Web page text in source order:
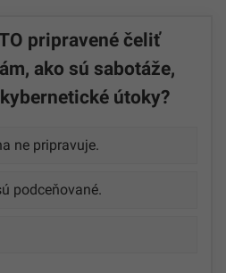
pripravené čeliť
ako sú sabotáže,
útoky?
ne pripravuje.
podceňované.